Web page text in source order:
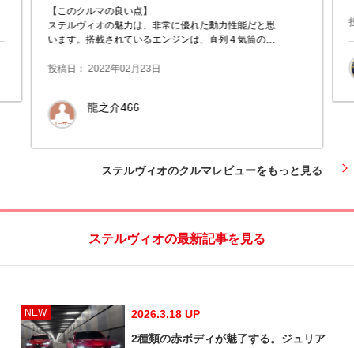
【このクルマの良い点】
ステルヴィオの魅力は、非常に優れた動力性能だと思
います。搭載されているエンジンは、直列４気筒の最
のジュリアにも採用されていたも
投稿日： 2022年02月23日
龍之介466
愛知県名古屋市昭和区
ステルヴィオのクルマレビューをもっと見る
ステルヴィオの最新記事を見る
NEW
2026.3.18 UP
2種類の赤ボディが魅了する。ジュリア